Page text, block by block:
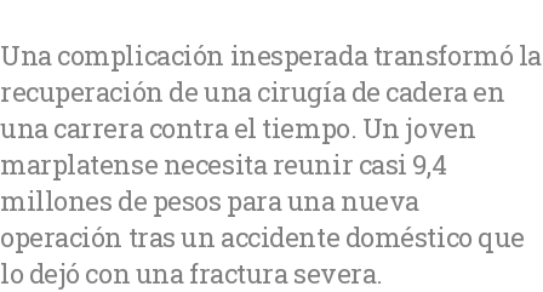
Una complicación inesperada transformó la
recuperación de una cirugía de cadera en
una carrera contra el tiempo. Un joven
marplatense necesita reunir casi 9,4
millones de pesos para una nueva
operación tras un accidente doméstico que
lo dejó con una fractura severa.